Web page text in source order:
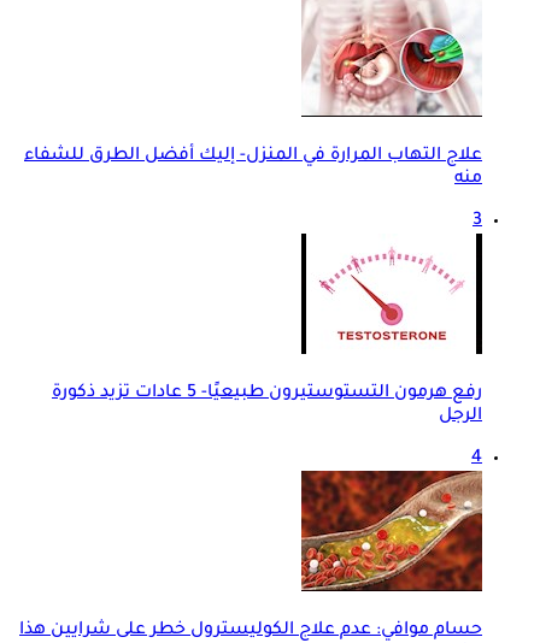
علاج التهاب المرارة في المنزل- إليك أفضل الطرق للشفاء
منه
3
رفع هرمون التستوستيرون طبيعيًا- 5 عادات تزيد ذكورة
الرجل
4
حسام موافي: عدم علاج الكوليسترول خطر على شرايين هذا